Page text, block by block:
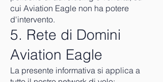
cui Aviation Eagle non ha potere
d'intervento.
5. Rete di Domini
Aviation Eagle
La presente informativa si applica a